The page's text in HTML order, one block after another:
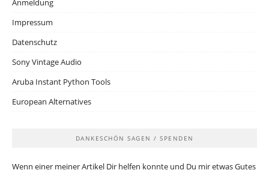
Impressum
Datenschutz
Sony Vintage Audio
Aruba Instant Python Tools
European Alternatives
DANKESCHÖN SAGEN / SPENDEN
Wenn einer meiner Artikel Dir helfen konnte und Du mir etwas Gutes